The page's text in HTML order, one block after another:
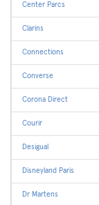
Center Parcs
Clarins
Connections
Converse
Corona Direct
Courir
Desigual
Disneyland Paris
Dr Martens